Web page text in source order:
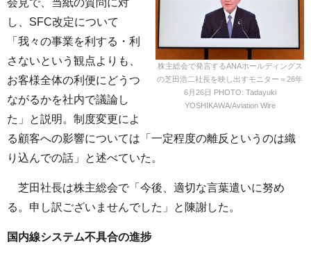
株主総会で発言するANAホールディングス
の芝田浩二社長を映し出すモニター＝26年
6月26日 PHOTO: Tadayuki
YOSHIKAWA/Aviation Wire
し、SFC改定について
「我々の事業を利する・利
さないという観点よりも、
お客様全体の利便にどうつ
ながるかを社内で議論し
た」と説明。制度変更によ
る顧客への影響については「一定程度の離反というのは織
り込んでの話」と述べていた。
芝田社長は株主総会で「今後、適切な言葉遣いに努め
る。申し訳ございませんでした」と陳謝した。
国内線システム不具合の進捗